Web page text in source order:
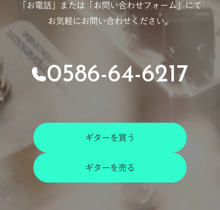
「お電話」または「お問い合わせフォーム」にて
お気軽にお問い合わせください。
0586-64-6217
ギターを買う
ギターを売る